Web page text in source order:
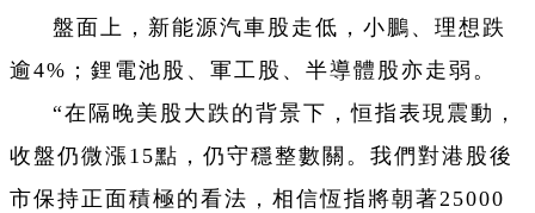
盤面上，新能源汽車股走低，小鵬、理想跌
逾4%；鋰電池股、軍工股、半導體股亦走弱。
“在隔晚美股大跌的背景下，恒指表現震動，
收盤仍微漲15點，仍守穩整數關。我們對港股後
市保持正面積極的看法，相信恆指將朝著25000